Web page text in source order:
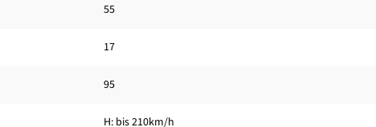
55
17
95
H: bis 210km/h